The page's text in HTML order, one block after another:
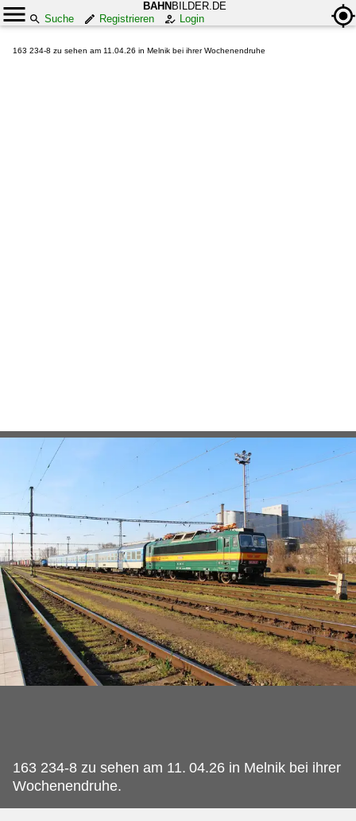
BAHN BILDER.DE
Suche
Registrieren Login
163 234-8 zu sehen am 11.04.26 in Melnik bei ihrer Wochenendruhe
163 234-8 zu sehen am 11. 04.26 in Melnik bei ihrer
Wochenendruhe.